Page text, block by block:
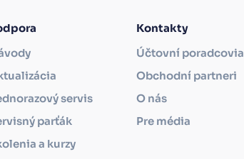
servis
parťák
a kurzy
Kontakty
Účtovní poradcovia
Obchodní partneri
O nás
Pre média